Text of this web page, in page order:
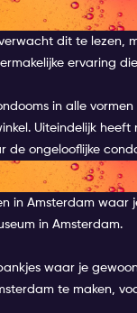
dit te lezen,
ervaring
in alle
Uiteindelijk
de ongelooflijke
OP
in Amsterdam
in Amsterdam.
waar je
te maken,